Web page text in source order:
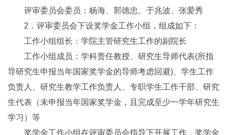
评审委员会委员：杨海、郭德忠、于兆波、张爱秀
2．评审委员会下设奖学金工作小组，组成如下：
工作小组组长：学院主管研究生工作的副院长
工作小组成员：学科责任教授、研究生导师代表(所指
导研究生申报当年国家奖学金的导师考虑回避)、学生工作
负责人、研究生教学工作负责人、专职学生工作干部、研究
生代表（未申报当年国家奖学金，且完成至少一学年研究生
学习）等
奖学金工作小组在评审委员会指导下开展工作，奖学金